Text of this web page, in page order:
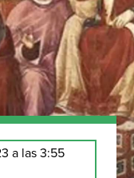
a las 3:55